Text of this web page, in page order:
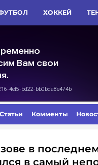
ХОККЕЙ
Статьи Комменты
в
в самый